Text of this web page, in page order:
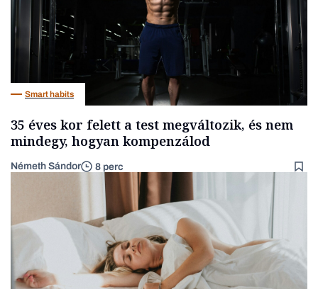
Smart habits
35 éves kor felett a test megváltozik, és nem
mindegy, hogyan kompenzálod
Németh Sándor 8 perc